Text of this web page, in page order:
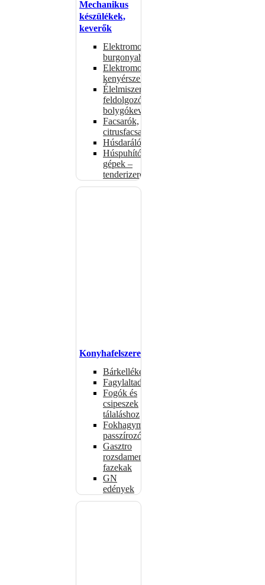
Mechanikus
készülékek,
keverők
Elektromos
burgonyahámozók
Elektromos
kenyérszeletelők
Élelmiszer-
feldolgozók –
bolygókeverők
Facsarók,
citrusfacsarók
Húsdarálók
Húspuhító
gépek –
tenderizerek
Konyhafelszerelés
Bárkellékek
Fagylaltadagolók
Fogók és
csipeszek
tálaláshoz
Fokhagymaprések,
passzírozók
Gasztro
rozsdamentes
fazekak
GN
edények